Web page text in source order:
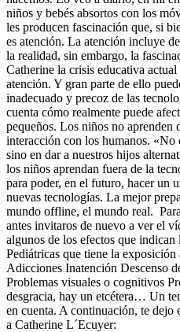
niños y bebés absortos con los
les producen fascinación que, si
es atención. La atención incluye
la realidad, sin embargo, la
Catherine la crisis educativa
atención. Y gran parte de ello
inadecuado y precoz de las
cuenta cómo realmente puede
pequeños. Los niños no aprenden
interacción con los humanos.
sino en dar a nuestros hijos
los niños aprendan fuera de la
para poder, en el futuro, hacer un
nuevas tecnologías. La mejor
mundo offline, el mundo real.
antes invitaros de nuevo a ver el
algunos de los efectos que
Pediátricas que tiene la exposición
Adicciones Inatención Descenso
Problemas visuales o cognitivos
desgracia, hay un etcétera… Un
en cuenta. A continuación, te dejo
a Catherine L´Ecuyer: